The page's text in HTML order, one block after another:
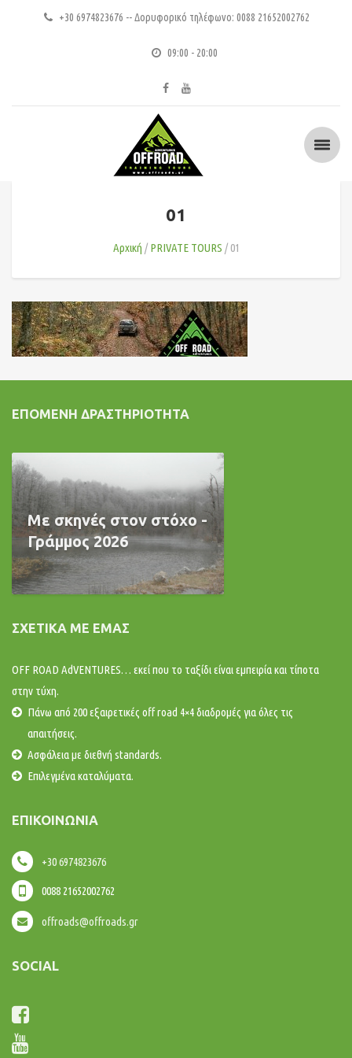
+30 6974823676 -- Δορυφορικό τηλέφωνο: 0088 21652002762
09:00 - 20:00
01
Αρχική PRIVATE TOURS 01
ΕΠΌΜΕΝΗ ΔΡΑΣΤΗΡΙΌΤΗΤΑ
Με σκηνές στον στόχο -
Γράμμος 2026
ΣΧΕΤΙΚΆ ΜΕ ΕΜΆΣ
OFF ROAD AdVENTURES… εκεί που το ταξίδι είναι εμπειρία και τίποτα
στην τύχη.
Πάνω από 200 εξαιρετικές off road 4×4 διαδρομές για όλες τις
απαιτήσεις.
Ασφάλεια με διεθνή standards.
Επιλεγμένα καταλύματα.
ΕΠΙΚΟΙΝΩΝΊΑ
+30 6974823676
0088 21652002762
offroads@offroads.gr
SOCIAL